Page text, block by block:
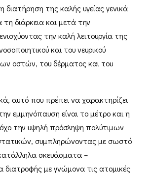
διατήρηση της καλής υγείας γενικά
τη διάρκεια και μετά την
την καλή λειτουργία της
και του νευρικού
οστών, του δέρματος και του
αυτό που πρέπει να χαρακτηρίζει
εμμηνόπαυση είναι το μέτρο και η
την υψηλή πρόσληψη πολύτιμων
συμπληρώνοντας με σωστό
σκευάσματα –
με γνώμονα τις ατομικές